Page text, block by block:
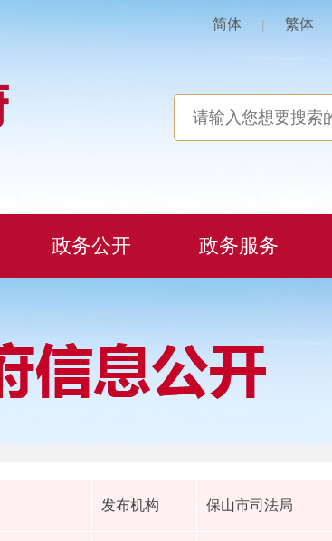
简体 | 繁体
政务公开 政务服务
发布机构 保山市司法局